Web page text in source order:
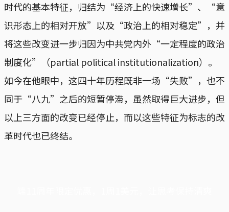
时代的基本特征，归结为“经济上的快速增长”、“意
识形态上的相对开放”以及“政治上的相对稳定”，并
将这些改变进一步归因为中共党内外“一定程度的政治
制度化”（partial political institutionalization）。
如今在他眼中，这四十年历程既非一场“失败”，也不
同于“八九”之后的短暂停滞，虽然取得巨大进步，但
以上三方面的改变已经停止，而以这些特征为标志的改
革时代也已终结。